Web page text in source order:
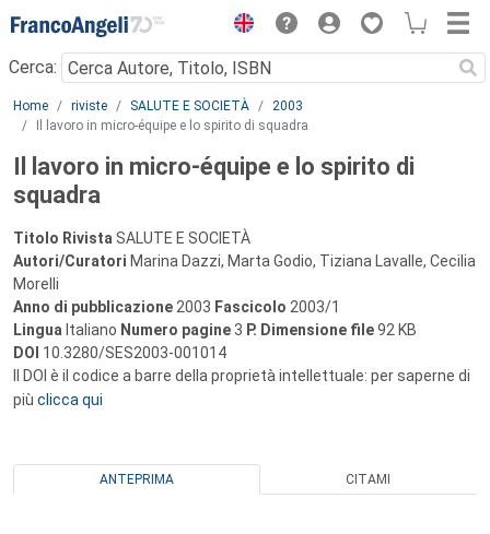
Menu
Cerca:
Main content
Home riviste SALUTE E SOCIETÀ
2003
Il lavoro in micro-équipe e lo spirito di squadra
Il lavoro in micro-équipe e lo spirito di
squadra
Titolo Rivista SALUTE E SOCIETÀ
Autori/Curatori Marina Dazzi, Marta Godio, Tiziana Lavalle, Cecilia
Morelli
Anno di pubblicazione 2003 Fascicolo 2003/1
Lingua Italiano Numero pagine 3 P. Dimensione file92 KB
DOI 10.3280/SES2003-001014
Il DOI è il codice a barre della proprietà intellettuale: per saperne di
più clicca qui
ANTEPRIMA CITAMI